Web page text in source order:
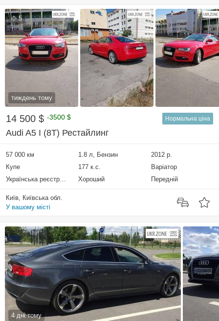
5
тиждень тому
14 500 $ -3500 $ Нормальна ціна
Audi A5 I (8T) Рестайлинг
57 000 км 1.8 л, Бензин
2012 р.
Купе
177 к.с.
Варіатор
Українська реєстрація
Хороший Передній
Київ, Київська обл.
У вашому місті
4 дні тому